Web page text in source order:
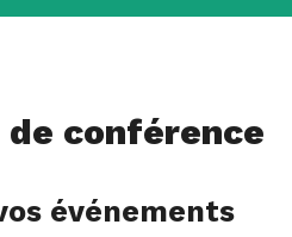
conférence
événements